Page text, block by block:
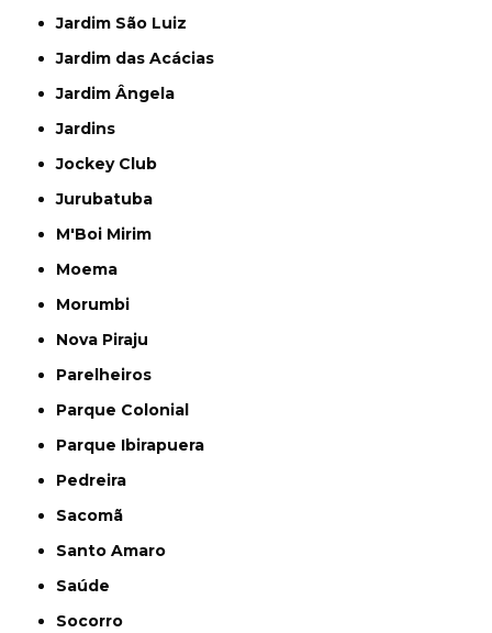
Jardim São Luiz
Jardim das Acácias
Jardim Ângela
Jardins
Jockey Club
Jurubatuba
M'Boi Mirim
Moema
Morumbi
Nova Piraju
Parelheiros
Parque Colonial
Parque Ibirapuera
Pedreira
Sacomã
Santo Amaro
Saúde
Socorro